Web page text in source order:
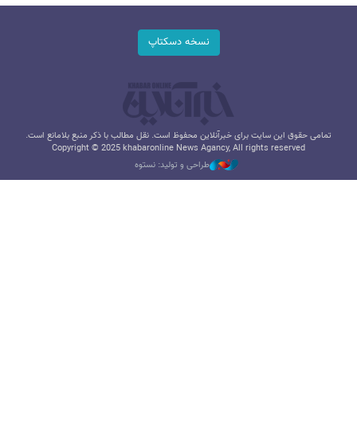
نسخه دسکتاپ
تمامی حقوق این سایت برای خبرآنلاین محفوظ است. نقل مطالب با ذکر منبع بلامانع است.
Copyright © 2025 khabaronline News Agancy, All rights reserved
طراحی و تولید: نستوه